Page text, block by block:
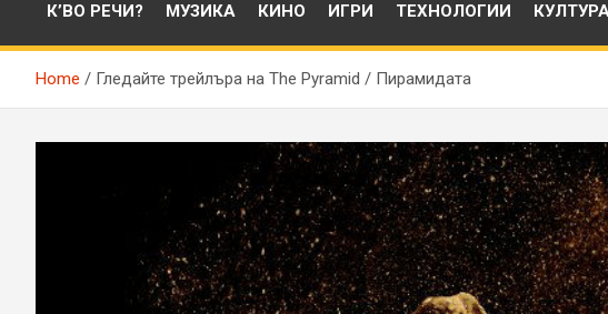
К’ВО РЕЧИ? МУЗИКА КИНО ИГРИ ТЕХНОЛОГИИ
Home Гледайте трейлъра на The Pyramid / Пирамидата